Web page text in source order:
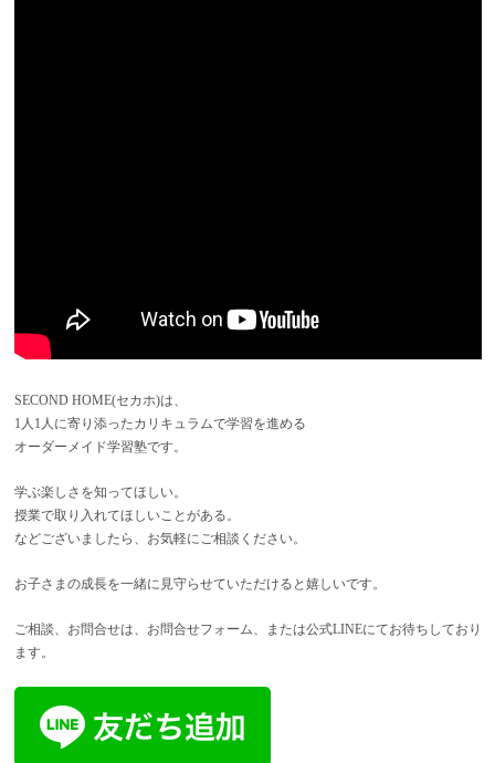
SECOND HOME(セカホ)は、
1人1人に寄り添ったカリキュラムで学習を進める
オーダーメイド学習塾です。
学ぶ楽しさを知ってほしい。
授業で取り入れてほしいことがある。
などございましたら、お気軽にご相談ください。
お子さまの成長を一緒に見守らせていただけると嬉しいです。
ご相談、お問合せは、お問合せフォーム、または公式LINEにてお待ちしており
ます。